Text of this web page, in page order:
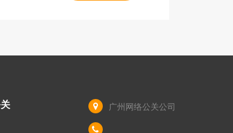
广州网络公关公司